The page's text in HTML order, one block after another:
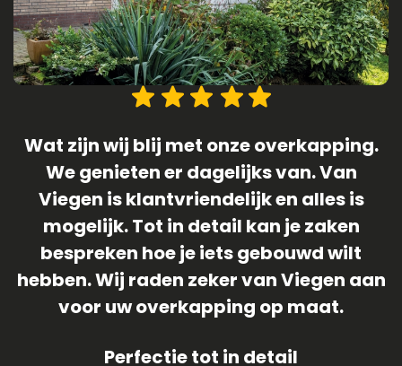
1 April 2019 (geen grap) was de datum
dat onze langverwachte schuur/
veranda geplaatst is ! Team van Viegen
heeft het gehele proces meer dan waar
gemaakt ! We zijn ontzettend blij met
komen